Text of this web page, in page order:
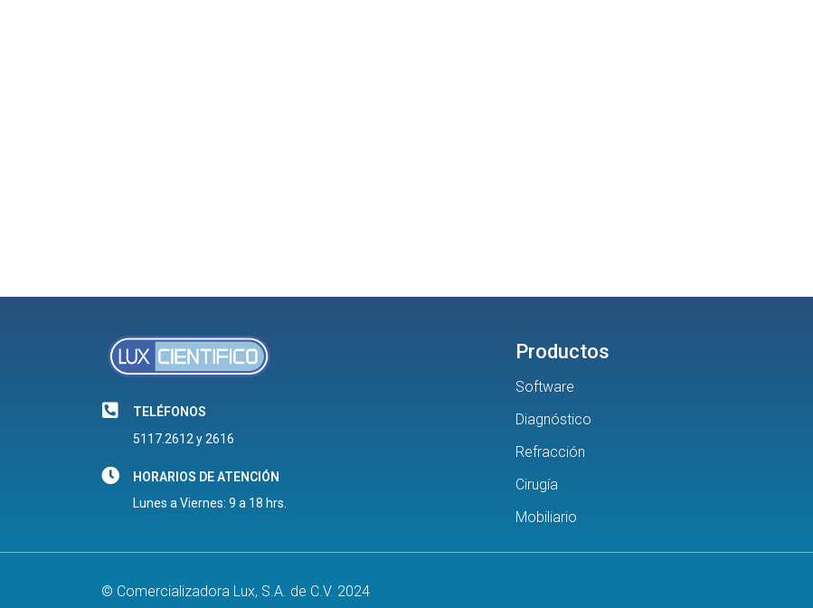
TELÉFONOS
5117.2612 y 2616
HORARIOS DE ATENCIÓN
Lunes a Viernes: 9 a 18 hrs.
Productos
Software
Diagnóstico
Refracción
Cirugía
Mobiliario
© Comercializadora Lux, S.A. de C.V. 2024